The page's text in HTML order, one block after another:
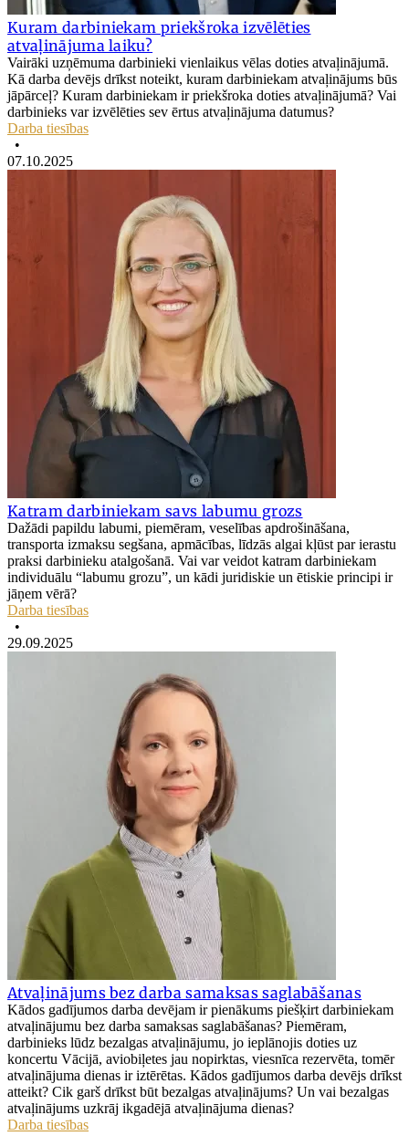
Kuram darbiniekam priekšroka izvēlēties
atvaļinājuma laiku?
Vairāki uzņēmuma darbinieki vienlaikus vēlas doties atvaļinājumā.
Kā darba devējs drīkst noteikt, kuram darbiniekam atvaļinājums būs
jāpārceļ? Kuram darbiniekam ir priekšroka doties atvaļinājumā? Vai
darbinieks var izvēlēties sev ērtus atvaļinājuma datumus?
Darba tiesības
•
07.10.2025
Katram darbiniekam savs labumu grozs
Dažādi papildu labumi, piemēram, veselības apdrošināšana,
transporta izmaksu segšana, apmācības, līdzās algai kļūst par ierastu
praksi darbinieku atalgošanā. Vai var veidot katram darbiniekam
individuālu “labumu grozu”, un kādi juridiskie un ētiskie principi ir
jāņem vērā?
Darba tiesības
•
29.09.2025
Atvaļinājums bez darba samaksas saglabāšanas
Kādos gadījumos darba devējam ir pienākums piešķirt darbiniekam
atvaļinājumu bez darba samaksas saglabāšanas? Piemēram,
darbinieks lūdz bezalgas atvaļinājumu, jo ieplānojis doties uz
koncertu Vācijā, aviobiļetes jau nopirktas, viesnīca rezervēta, tomēr
atvaļinājuma dienas ir iztērētas. Kādos gadījumos darba devējs drīkst
atteikt? Cik garš drīkst būt bezalgas atvaļinājums? Un vai bezalgas
atvaļinājums uzkrāj ikgadējā atvaļinājuma dienas?
Darba tiesības